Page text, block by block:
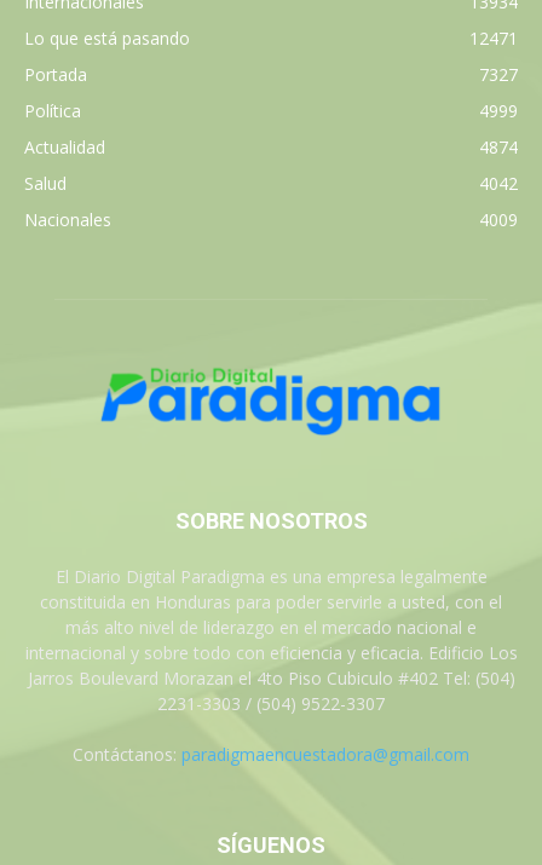
Lo que está pasando
12471
Portada
7327
Política
4999
Actualidad
4874
Salud
4042
Nacionales
4009
SOBRE NOSOTROS
El Diario Digital Paradigma es una empresa legalmente
constituida en Honduras para poder servirle a usted, con el
más alto nivel de liderazgo en el mercado nacional e
internacional y sobre todo con eficiencia y eficacia. Edificio Los
Jarros Boulevard Morazan el 4to Piso Cubiculo #402 Tel: (504)
2231-3303 / (504) 9522-3307
Contáctanos: paradigmaencuestadora@gmail.com
SÍGUENOS